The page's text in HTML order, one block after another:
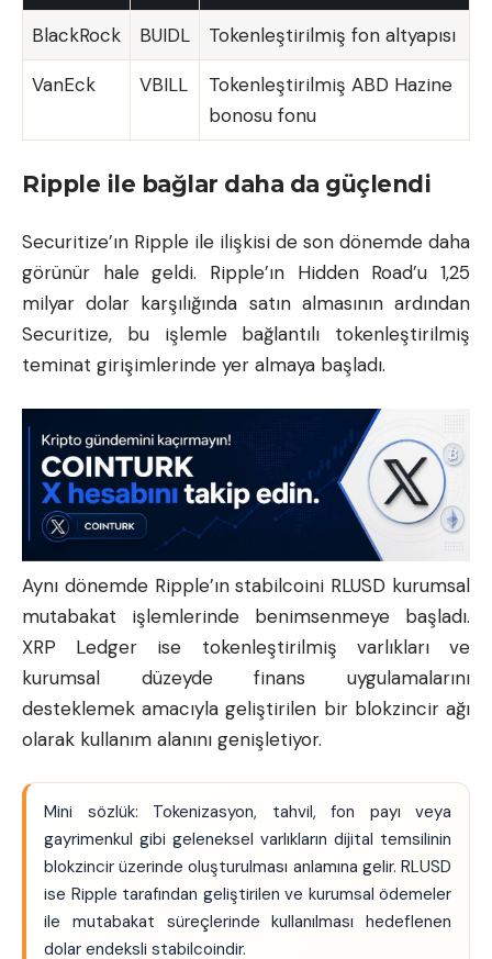
BlackRock BUIDL Tokenleştirilmiş fon altyapısı
VanEck VBILL
Tokenleştirilmiş ABD Hazine
bonosu fonu
Ripple ile bağlar daha da güçlendi
Securitize’ın Ripple ile ilişkisi de son dönemde daha
görünür hale geldi. Ripple’ın Hidden Road’u 1,25
milyar dolar karşılığında satın almasının ardından
Securitize, bu işlemle bağlantılı tokenleştirilmiş
teminat girişimlerinde yer almaya başladı.
Aynı dönemde Ripple’ın stabilcoini RLUSD kurumsal
mutabakat işlemlerinde benimsenmeye başladı.
XRP Ledger ise tokenleştirilmiş varlıkları ve
kurumsal düzeyde finans uygulamalarını
desteklemek amacıyla geliştirilen bir blokzincir ağı
olarak kullanım alanını genişletiyor.
Mini sözlük: Tokenizasyon, tahvil, fon payı veya
gayrimenkul gibi geleneksel varlıkların dijital temsilinin
blokzincir üzerinde oluşturulması anlamına gelir. RLUSD
ise Ripple tarafından geliştirilen ve kurumsal ödemeler
ile mutabakat süreçlerinde kullanılması hedeflenen
dolar endeksli stabilcoindir.